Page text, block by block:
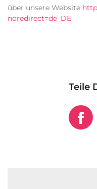
über unsere Website
noredirect=de_DE
Teile